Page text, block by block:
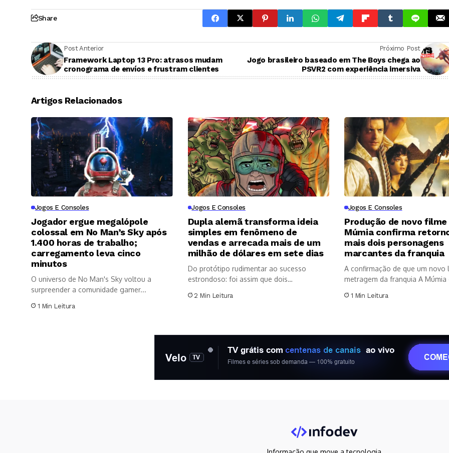
Share
Post Anterior
Framework Laptop 13 Pro: atrasos mudam
cronograma de envíos e frustram clientes
Próximo Post
Jogo brasileiro baseado em The Boys chega ao
PSVR2 com experiência imersiva
Artigos Relacionados
Jogos E Consoles
Jogador ergue megalópole
colossal em No Man’s Sky após
1.400 horas de trabalho;
carregamento leva cinco
minutos
O universo de No Man's Sky voltou a
surpreender a comunidade gamer...
1 Min Leitura
Jogos E Consoles
Dupla alemã transforma ideia
simples em fenômeno de
vendas e arrecada mais de um
milhão de dólares em sete dias
Do protótipo rudimentar ao sucesso
estrondoso: foi assim que dois
2 Min Leitura
Jogos E Consoles
Produção de novo filme
Múmia confirma
mais dois personagens
marcantes da franquia
A confirmação de que um novo
metragem da franquia A Múmia
1 Min Leitura